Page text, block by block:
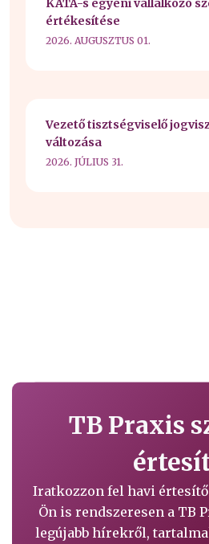
KATA-s egyéni vállalkozó
értékesítése
2026. AUGUSZTUS 01.
Vezető tisztségviselő
változása
2026. JÚLIUS 31.
TB Praxis
Iratkozzon fel havi
Ön is rendszeresen a TB
legújabb hírekről,